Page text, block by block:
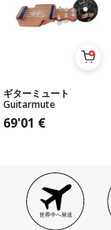
ギターミュート
Guitarmute
69'01 €
世界中へ発送